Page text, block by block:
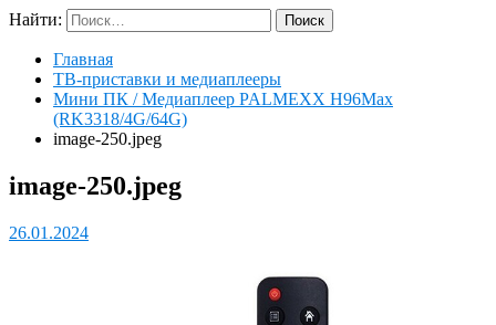
Найти:
Главная
ТВ-приставки и медиаплееры
Мини ПК / Медиаплеер PALMEXX H96Max
(RK3318/4G/64G)
image-250.jpeg
image-250.jpeg
26.01.2024